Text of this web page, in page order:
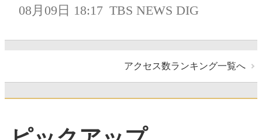
08月09日 18:17 TBS NEWS DIG
アクセス数ランキング一覧へ